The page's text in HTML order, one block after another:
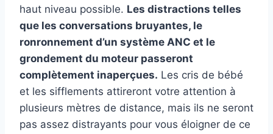
haut niveau possible. Les distractions telles
que les conversations bruyantes, le
ronronnement d’un système ANC et le
grondement du moteur passeront
complètement inaperçues. Les cris de bébé
et les sifflements attireront votre attention à
plusieurs mètres de distance, mais ils ne seront
pas assez distrayants pour vous éloigner de ce